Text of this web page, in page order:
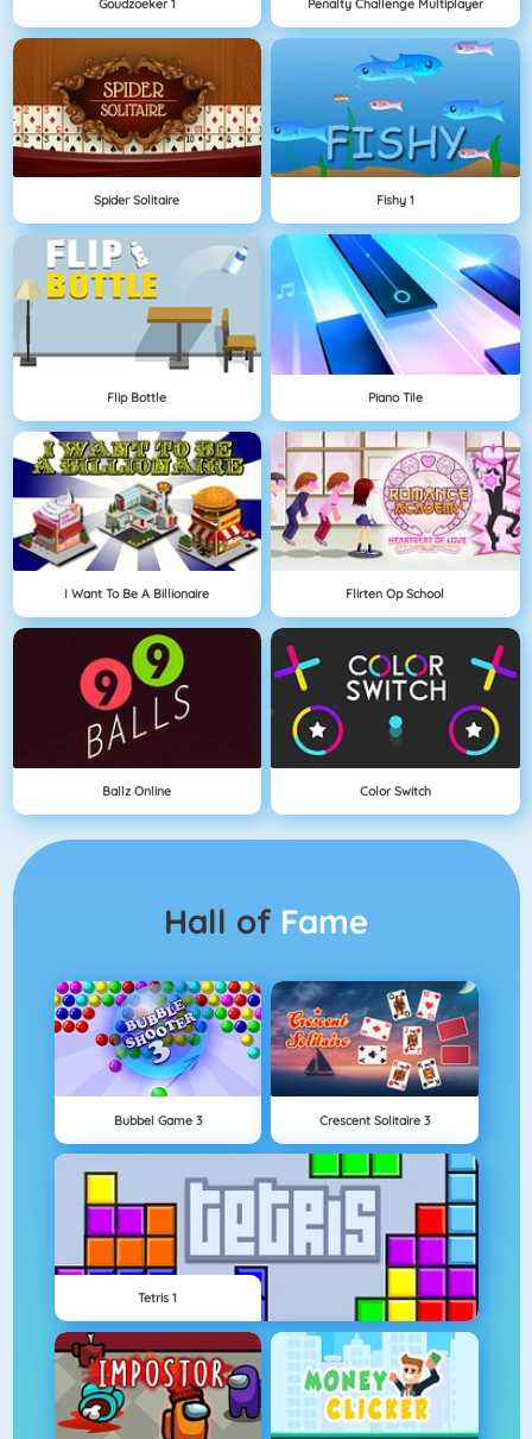
Spider Solitaire Fishy 1
Flip Bottle Piano Tile
I Want To Be A Billionaire Flirten Op School
Ballz Online Color Switch
Hall of Fame
Bubbel Game 3 Crescent Solitaire 3
Tetris 1